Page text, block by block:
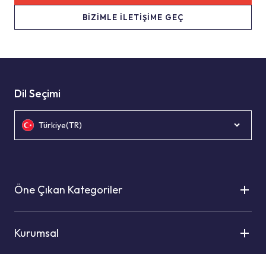
BİZİMLE İLETİŞİME GEÇ
Dil Seçimi
Türkiye(TR)
Öne Çıkan Kategoriler
Kurumsal